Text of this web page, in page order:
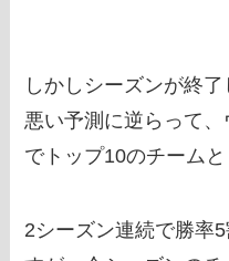
しかしシーズンが終
悪い予測に逆らって
でトップ10のチームと
2シーズン連続で勝率